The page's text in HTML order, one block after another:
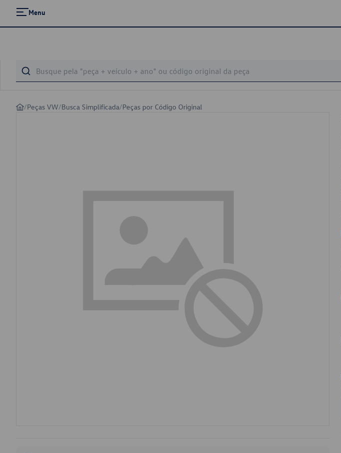
Menu
/Peças VW/Busca Simplificada/Peças por Código Original